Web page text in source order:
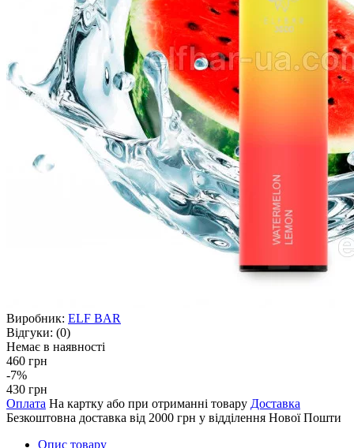
Виробник: ELF BAR
Відгуки: (0)
Немає в наявності
460 грн
-7%
430 грн
Оплата На картку або при отриманні товару Доставка
Безкоштовна доставка від 2000 грн у відділення Нової Пошти
Опис товару